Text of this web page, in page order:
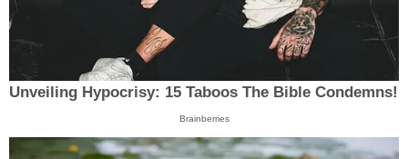
Unveiling Hypocrisy: 15 Taboos The Bible Condemns!
Brainberries